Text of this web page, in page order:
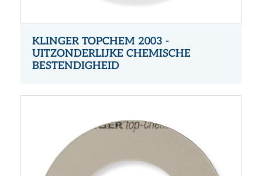
KLINGER TOPCHEM 2003 -
UITZONDERLIJKE CHEMISCHE
BESTENDIGHEID